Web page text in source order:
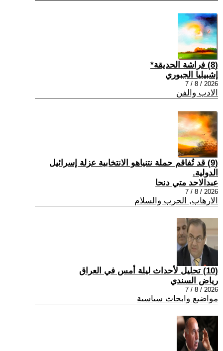
(8) فراشة الحديقة*
إشبيليا الجبوري
2026 / 8 / 7
الادب والفن
(9) قد تُفاقم حملة نتنياهو الانتخابية عزلة إسرائيل
الدولية.
عبدالاحد متي دنحا
2026 / 8 / 7
الارهاب, الحرب والسلام
(10) تحليل لأحداث ليلة أمس في العراق
رياض السندي
2026 / 8 / 7
مواضيع وابحاث سياسية